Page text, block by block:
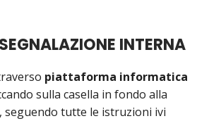
INTERNA
piattaforma informatica
sulla casella in fondo alla
seguendo tutte le istruzioni ivi